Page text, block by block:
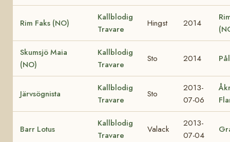
Rim Faks (NO)
Kallblodig
Travare
Hingst 2014
Skumsjö Maia
(NO)
Kallblodig
Travare
Sto 2014
Järvsögnista
Kallblodig
Travare
Sto
2013-
07-06
Barr Lotus
Kallblodig
Travare
Valack
2013-
07-04